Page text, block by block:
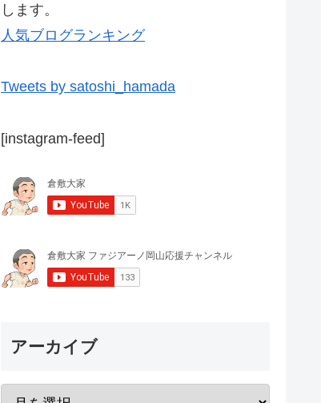
します。
人気ブログランキング
Tweets by satoshi_hamada
[instagram-feed]
アーカイブ